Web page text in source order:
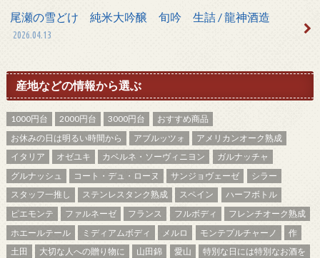
尾瀬の雪どけ 純米大吟醸 旬吟 生詰 / 龍神酒造
2026.04.13
産地などの情報から選ぶ
1000円台 2000円台 3000円台
おすすめ商品
お休みの日は明るい時間から
アブルッツォ
アメリカンオーク熟成
イタリア
オゼユキ カベルネ・ソーヴィニヨン
ガルナッチャ
グルナッシュ
コート・デュ・ローヌ サンジョヴェーゼ
シラー
スタッフ一推し
ステンレスタンク熟成 スペイン
ハーフボトル
ピエモンテ
ファルネーゼ フランス フルボディ
フレンチオーク熟成
ホエールテール
ミディアムボディ メルロ モンテプルチャーノ
作
土田
大切な人への贈り物に 山田錦 愛山
特別な日には特別なお酒を